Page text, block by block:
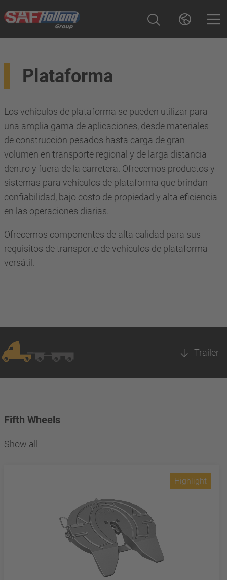
Plataforma
Los vehículos de plataforma se pueden utilizar para
una amplia gama de aplicaciones, desde materiales
de construcción pesados hasta carga de gran
volumen en transporte regional y de larga distancia
dentro y fuera de la carretera. Ofrecemos productos y
sistemas para vehículos de plataforma que brindan
confiabilidad, bajo costo de propiedad y alta eficiencia
en las operaciones diarias.
Ofrecemos componentes de alta calidad para sus
requisitos de transporte de vehículos de plataforma
versátil.
Trailer
Fifth Wheels
Show all
Highlight